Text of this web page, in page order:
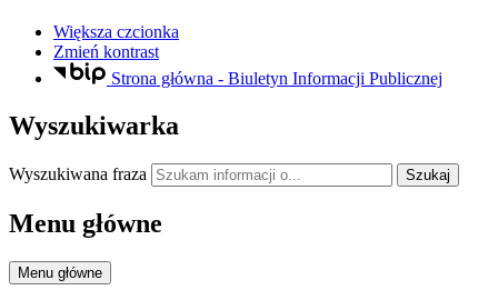
Większa czcionka
Zmień kontrast
Strona główna - Biuletyn Informacji Publicznej
Wyszukiwarka
Wyszukiwana fraza Szukaj
Menu główne
Menu główne